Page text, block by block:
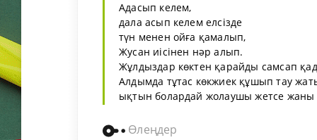
Адасып келем,
дала асып келем елсізде
түн менен ойға қамалып,
Жусан иісінен нәр алып.
Жұлдыздар көктен қарайды самсап
Алдымда тұтас көкжиек құшып тау
ықтын болардай жолаушы жетсе
Өлеңдер